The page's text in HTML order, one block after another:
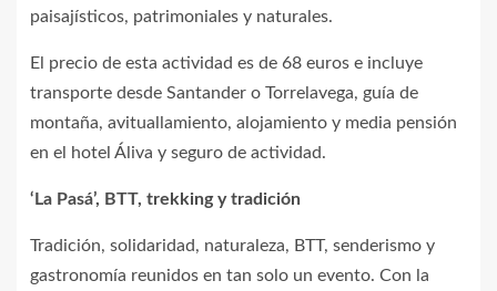
paisajísticos, patrimoniales y naturales.
El precio de esta actividad es de 68 euros e incluye
transporte desde Santander o Torrelavega, guía de
montaña, avituallamiento, alojamiento y media pensión
en el hotel Áliva y seguro de actividad.
‘La Pasá’, BTT, trekking y tradición
Tradición, solidaridad, naturaleza, BTT, senderismo y
gastronomía reunidos en tan solo un evento. Con la